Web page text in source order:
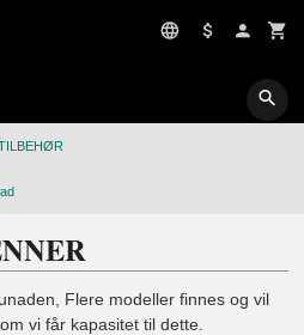
Flere modeller finnes og vil
vi får kapasitet til dette.